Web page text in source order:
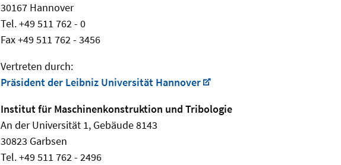
30167 Hannover
Tel. +49 511 762 - 0
Fax +49 511 762 - 3456
Vertreten durch:
Präsident der Leibniz Universität Hannover
Institut für Maschinenkonstruktion und Tribologie
An der Universität 1, Gebäude 8143
30823 Garbsen
Tel. +49 511 762 - 2496